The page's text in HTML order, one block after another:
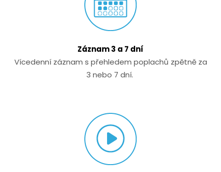
Záznam 3 a 7 dní
Vícedenní záznam s přehledem poplachů zpětně za
3 nebo 7 dní.